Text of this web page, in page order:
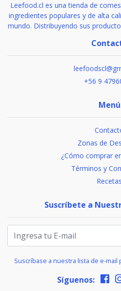
Leefood.cl es una tienda de
ingredientes populares y de alta
mundo. Distribuyendo sus
+56 9
Menú
Zonas de
¿Cómo comprar
Términos y
Recetas
Suscríbete a
Suscríbase a nuestra lista de e-
Síguenos: